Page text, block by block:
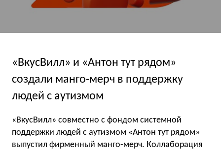
«ВкусВилл» и «Антон тут рядом»
создали манго-мерч в поддержку
людей с аутизмом
«ВкусВилл» совместно с фондом системной
поддержки людей с аутизмом «Антон тут рядом»
выпустил фирменный манго-мерч. Коллаборация